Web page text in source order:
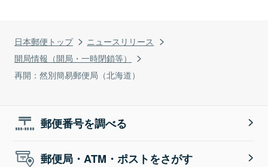
日本郵便トップ
ニュースリリース
開局情報（開局・一時閉鎖等）
再開：然別簡易郵便局（北海道）
郵便番号を調べる
郵便局・ATM・ポストをさがす